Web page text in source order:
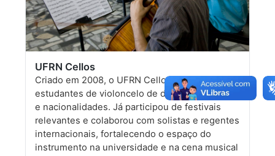
UFRN Cellos
Criado em 2008, o UFRN Cellos reúne
estudantes de violoncelo de diferentes níveis
e nacionalidades. Já participou de festivais
relevantes e colaborou com solistas e regentes
internacionais, fortalecendo o espaço do
instrumento na universidade e na cena musical